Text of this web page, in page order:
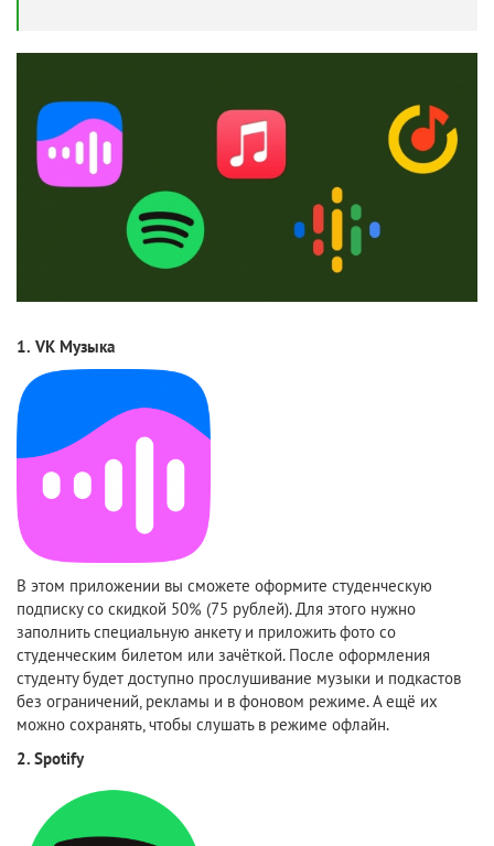
1. VK Музыка
В этом приложении вы сможете оформите студенческую
подписку со скидкой 50% (75 рублей). Для этого нужно
заполнить специальную анкету и приложить фото со
студенческим билетом или зачёткой. После оформления
студенту будет доступно прослушивание музыки и подкастов
без ограничений, рекламы и в фоновом режиме. А ещё их
можно сохранять, чтобы слушать в режиме офлайн.
2. Spotify